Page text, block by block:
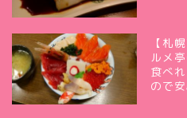
【札
ルメ
食べ
ので安